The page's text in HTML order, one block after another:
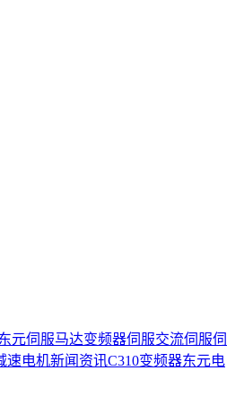
元伺服马达变频器伺服交流伺服伺
速电机新闻资讯C310变频器东元电